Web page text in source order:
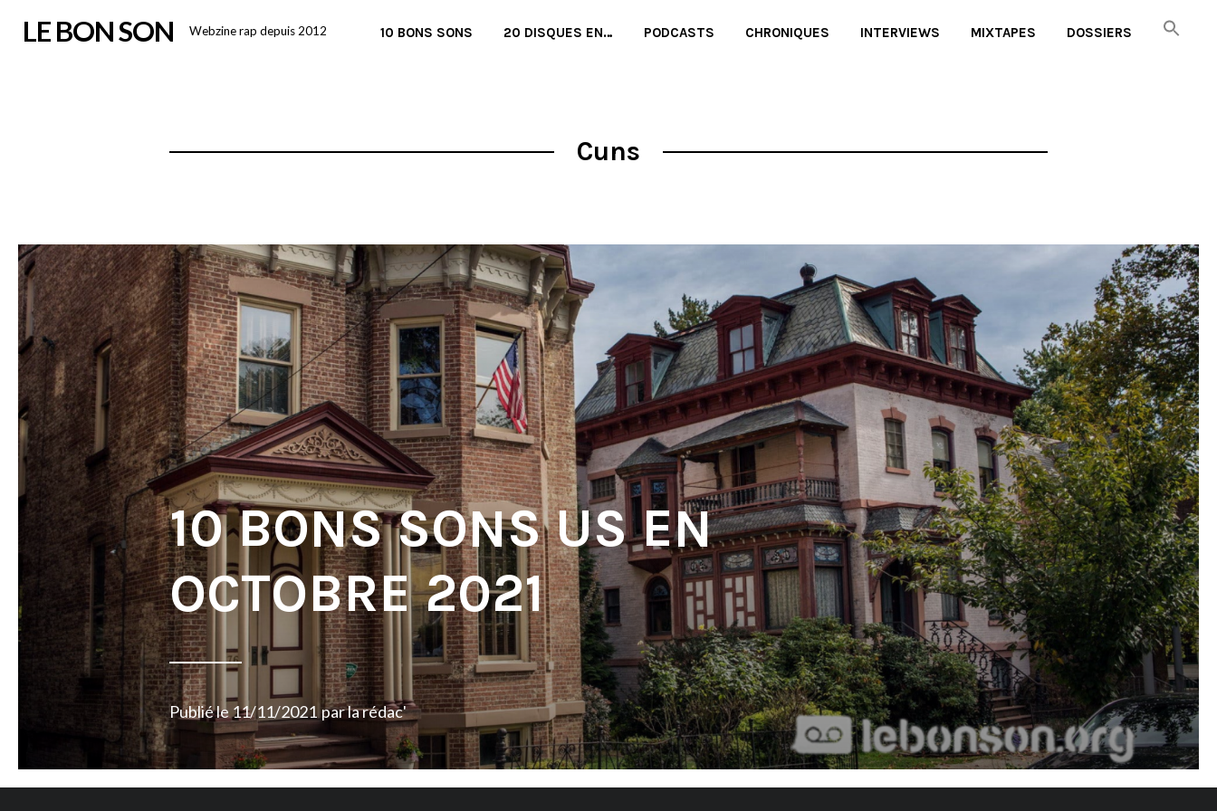
LE BON SON Webzine rap depuis 2012 10 BONS SONS 20 DISQUES EN… PODCASTS CHRONIQUES INTERVIEWS MIXTAPES DOSSIERS
Cuns
10 BONS SONS US EN
OCTOBRE 2021
Publié le 11/11/2021 parla rédac'